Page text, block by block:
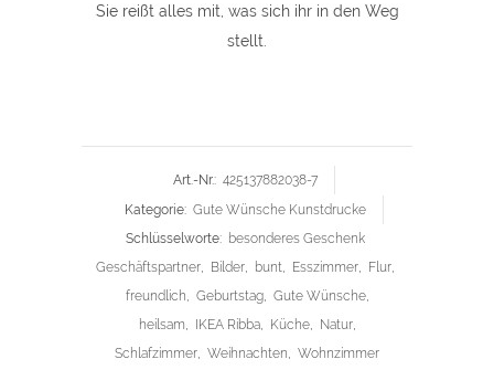
Sie reißt alles mit, was sich ihr in den Weg
stellt.
Art.-Nr.: 425137882038-7
Kategorie: Gute Wünsche Kunstdrucke
Schlüsselworte: besonderes Geschenk
Geschäftspartner
Bilder bunt Esszimmer Flur
freundlich
Geburtstag, Gute Wünsche,
heilsam
IKEA Ribba, Küche, Natur,
Schlafzimmer
Weihnachten Wohnzimmer